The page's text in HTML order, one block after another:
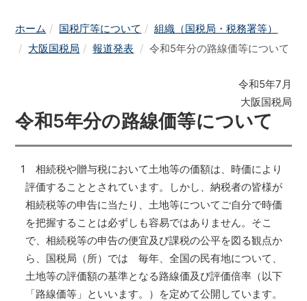
ホーム 国税庁等について
組織（国税局・税務署等）
大阪国税局
報道発表 令和5年分の路線価等について
令和5年7月
大阪国税局
令和5年分の路線価等について
1 相続税や贈与税において土地等の価額は、時価により
評価することとされています。しかし、納税者の皆様が
相続税等の申告に当たり、土地等についてご自分で時価
を把握することは必ずしも容易ではありません。そこ
で、相続税等の申告の便宜及び課税の公平を図る観点か
ら、国税局（所）では 毎年、全国の民有地について、
土地等の評価額の基準となる路線価及び評価倍率（以下
「路線価等」といいます。）を定めて公開しています。